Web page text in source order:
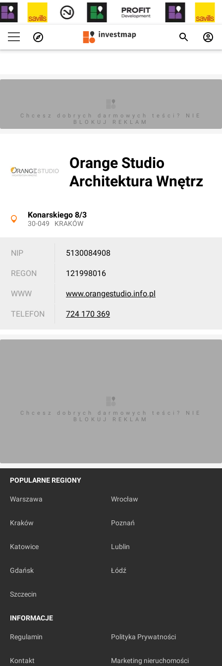
Chcesz dobrych darmowych teści? NIE
BLOKUJ REKLAM
Orange Studio
Architektura Wnętrz
Konarskiego 8/3
30-049 KRAKÓW
NIP 5130084908
REGON 121998016
WWW www.orangestudio.info.pl
TELEFON 724 170 369
Chcesz dobrych darmowych teści? NIE
BLOKUJ REKLAM
POPULARNE REGIONY
Warszawa Wrocław
Kraków Poznań
Katowice Lublin
Gdańsk Łódź
Szczecin
INFORMACJE
Regulamin Polityka Prywatności
Kontakt Marketing nieruchomości